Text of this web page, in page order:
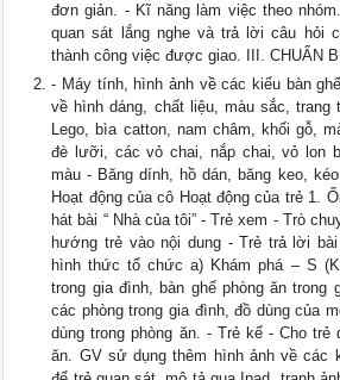
đơn giản. - Kĩ năng làm việc theo
quan sát lắng nghe và trả lời câu hỏi
thành công việc được giao. III. CHUẨN
- Máy tính, hình ảnh về các kiểu bàn
về hình dáng, chất liệu, màu sắc,
Lego, bìa catton, nam châm, khối gỗ,
đè lưỡi, các vỏ chai, nắp chai, vỏ lon
màu - Băng dính, hồ dán, băng keo,
Hoạt động của cô Hoạt động của trẻ 1.
hát bài “ Nhà của tôi” - Trẻ xem - Trò
hướng trẻ vào nội dung - Trẻ trả lời
hình thức tổ chức a) Khám phá – S
trong gia đình, bàn ghế phòng ăn trong
các phòng trong gia đình, đồ dùng của
dùng trong phòng ăn. - Trẻ kể - Cho trẻ
ăn. GV sử dụng thêm hình ảnh về các